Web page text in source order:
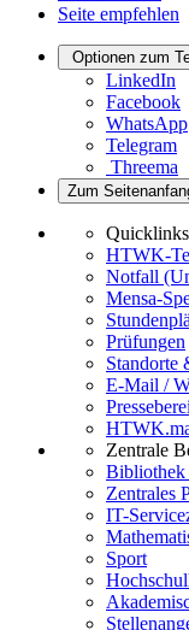
Seite empfehlen
Optionen zum
LinkedIn
Facebook
WhatsApp
Telegram
Threema
Zum
Quicklinks
HTWK-
Notfall
Mensa-
Prüfungen
Standorte
E-Mail /
Zentrale
Bibliothek
Zentrales
IT-
Sport